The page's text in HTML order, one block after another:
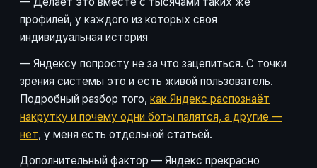
профилей, у каждого из которых своя
индивидуальная история
— Яндексу попросту не за что зацепиться. С точки
зрения системы это и есть живой пользователь.
Подробный разбор того, как Яндекс распознаёт
накрутку и почему одни боты палятся, а другие —
нет, у меня есть отдельной статьёй.
Дополнительный фактор — Яндекс прекрасно